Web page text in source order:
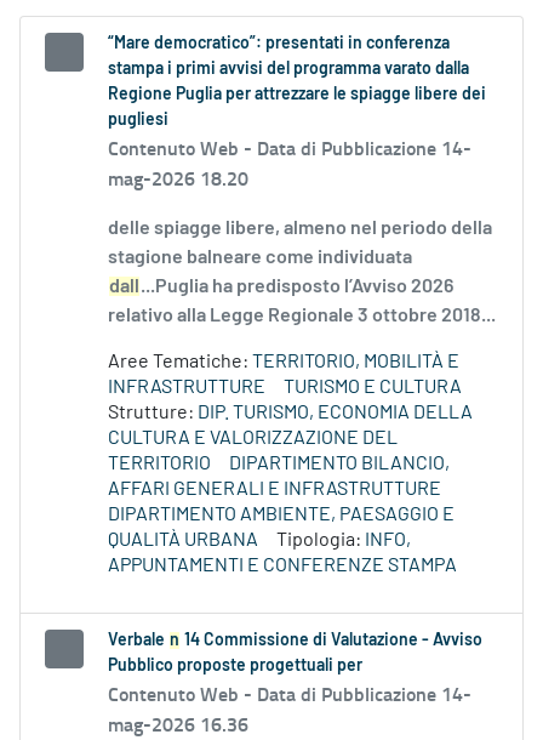
“Mare democratico”: presentati in conferenza
stampa i primi avvisi del programma varato dalla
Regione Puglia per attrezzare le spiagge libere dei
pugliesi
Contenuto Web - Data di Pubblicazione 14-
mag-2026 18.20
delle spiagge libere, almeno nel periodo della
stagione balneare come individuata
dall
...Puglia ha predisposto l’Avviso 2026
relativo alla Legge Regionale 3 ottobre 2018...
Aree Tematiche: TERRITORIO, MOBILITÀ E
INFRASTRUTTURE
TURISMO E CULTURA
Strutture: DIP. TURISMO, ECONOMIA DELLA
CULTURA E VALORIZZAZIONE DEL
TERRITORIO
DIPARTIMENTO BILANCIO,
AFFARI GENERALI E INFRASTRUTTURE
DIPARTIMENTO AMBIENTE, PAESAGGIO E
QUALITÀ URBANA
Tipologia:
INFO,
APPUNTAMENTI E CONFERENZE STAMPA
Verbale n 14 Commissione di Valutazione - Avviso
Pubblico proposte progettuali per
Contenuto Web - Data di Pubblicazione 14-
mag-2026 16.36